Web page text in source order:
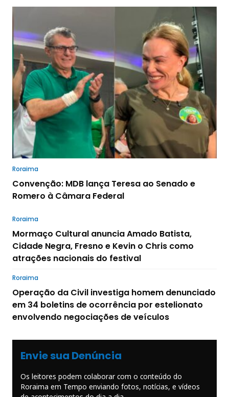
Roraima
Convenção: MDB lança Teresa ao Senado e
Romero à Câmara Federal
Roraima
Mormaço Cultural anuncia Amado Batista,
Cidade Negra, Fresno e Kevin o Chris como
atrações nacionais do festival
Roraima
Operação da Civil investiga homem denunciado
em 34 boletins de ocorrência por estelionato
envolvendo negociações de veículos
Envie sua Denúncia
Os leitores podem colaborar com o conteúdo do
Roraima em Tempo enviando fotos, notícias, e vídeos